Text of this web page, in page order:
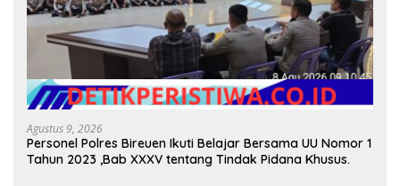
Agustus 9, 2026
Personel Polres Bireuen Ikuti Belajar Bersama UU Nomor 1
Tahun 2023 ,Bab XXXV tentang Tindak Pidana Khusus.